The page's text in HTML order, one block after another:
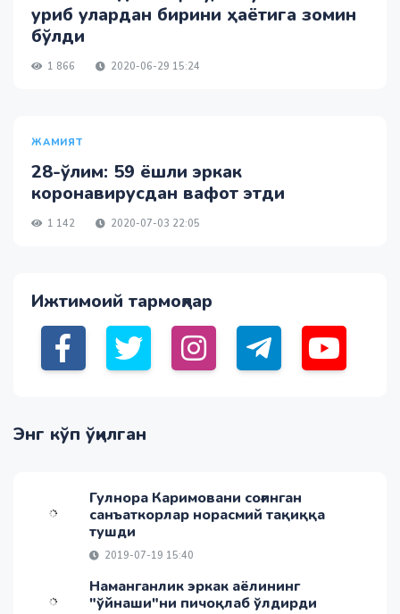
уриб улардан бирини ҳаётига зомин
бўлди
1 866 2020-06-29 15:24
ЖАМИЯТ
28-ўлим: 59 ёшли эркак
коронавирусдан вафот этди
1 142 2020-07-03 22:05
Ижтимоий тармоқлар
Энг кўп ўқилган
Гулнора Каримовани соғинган
санъаткорлар норасмий тақиққа
тушди
2019-07-19 15:40
Наманганлик эркак аёлининг
"ўйнаши"ни пичоқлаб ўлдирди